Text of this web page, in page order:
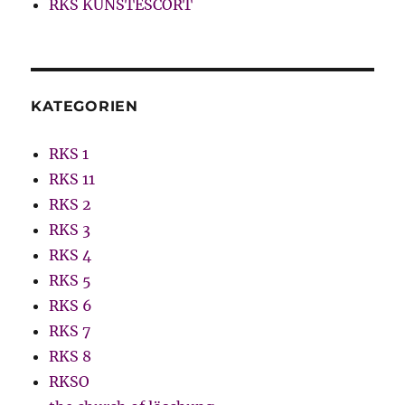
RKS KUNSTESCORT
KATEGORIEN
RKS 1
RKS 11
RKS 2
RKS 3
RKS 4
RKS 5
RKS 6
RKS 7
RKS 8
RKSO